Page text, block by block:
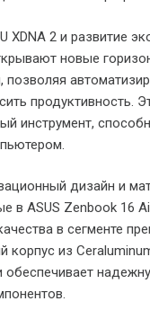
новая эра
16 Air с процессором
яркий пример
премиум-
в себе высокую
– оно открывает
для широкого